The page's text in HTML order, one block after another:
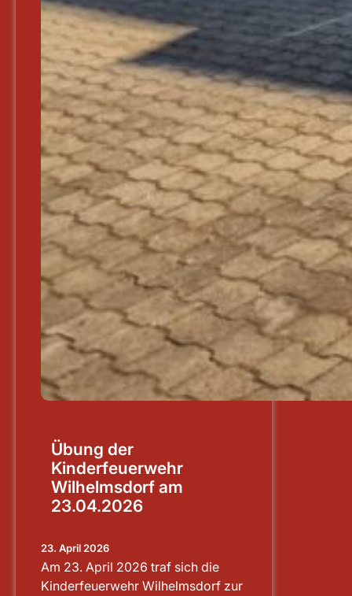
Übung der
Kinderfeuerwehr
Wilhelmsdorf am
23.04.2026
23. April 2026
Am 23. April 2026 traf sich die
Kinderfeuerwehr Wilhelmsdorf zur